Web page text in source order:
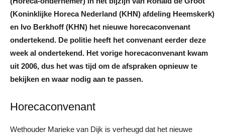
(Koninklijke Horeca Nederland (KHN) afdeling Heemskerk)
en Ivo Berkhoff (KHN) het nieuwe horecaconvenant
ondertekend. De politie heeft het convenant eerder deze
week al ondertekend. Het vorige horecaconvenant kwam
uit 2006, dus het was tijd om de afspraken opnieuw te
bekijken en waar nodig aan te passen.
Horecaconvenant
Wethouder Marieke van Dijk is verheugd dat het nieuwe